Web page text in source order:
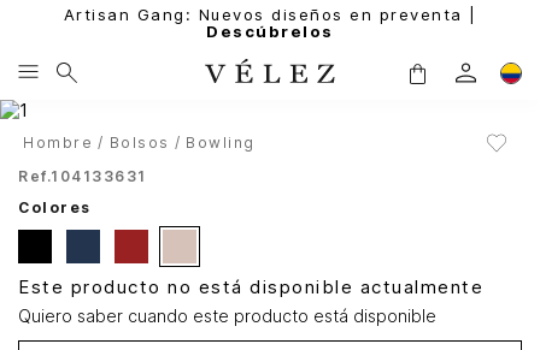
Artisan Gang: Nuevos diseños en preventa |
Descúbrelos
Hombre Bolsos
Bowling
Ref.104133631
Colores
Este producto no está disponible actualmente
Quiero saber cuando este producto está disponible